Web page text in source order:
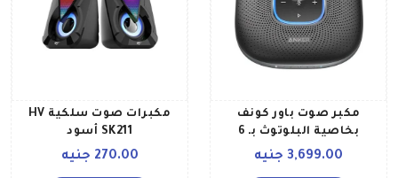
مكبر صوت باور كونف
بخاصية البلوتوث بـ 6
ميكروفونات وميزة التقاط
3,699.00 جنيه
مكبرات صوت سلكية HV
SK211 أسود
270.00 جنيه